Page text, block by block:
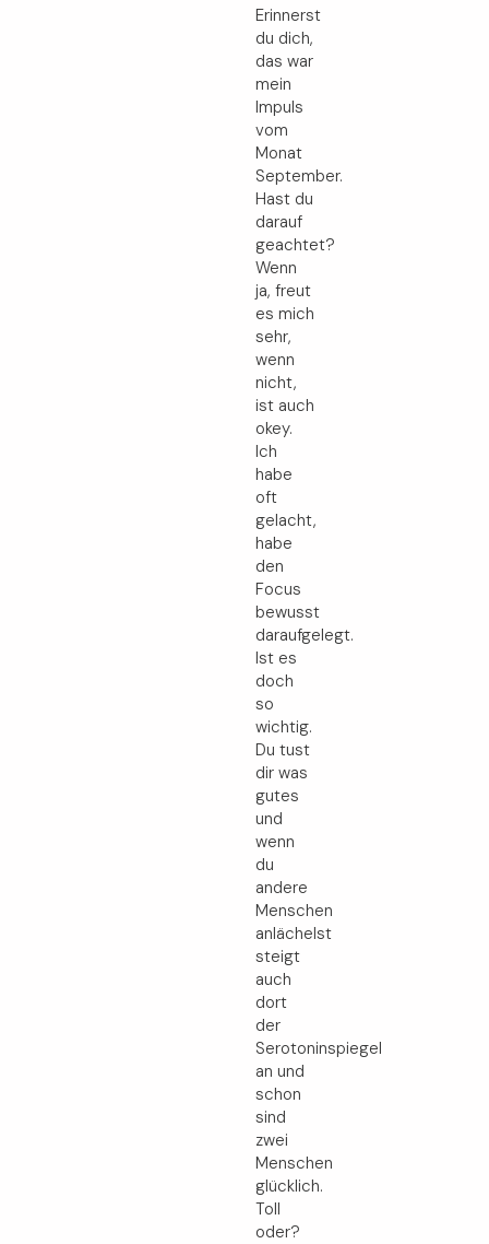
Erinnerst
du dich,
das war
mein
Impuls
vom
Monat
September.
Hast du
darauf
geachtet?
Wenn
ja, freut
es mich
sehr,
wenn
nicht,
ist auch
okey.
Ich
habe
oft
gelacht,
habe
den
Focus
bewusst
daraufgelegt.
Ist es
doch
so
wichtig.
Du tust
dir was
gutes
und
wenn
du
andere
Menschen
anlächelst
steigt
auch
dort
der
Serotoninspiegel
an und
schon
sind
zwei
Menschen
glücklich.
Toll
oder?